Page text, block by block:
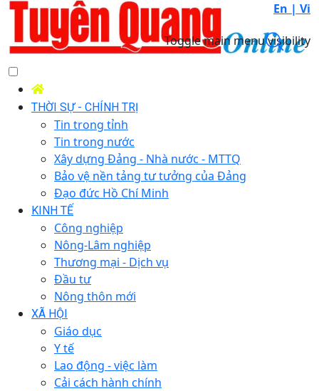
En | Vi
Toggle main menu visibility
THỜI SỰ - CHÍNH TRỊ
Tin trong tỉnh
Tin trong nước
Xây dựng Đảng - Nhà nước - MTTQ
Bảo vệ nền tảng tư tưởng của Đảng
Đạo đức Hồ Chí Minh
KINH TẾ
Công nghiệp
Nông-Lâm nghiệp
Thương mại - Dịch vụ
Đầu tư
Nông thôn mới
XÃ HỘI
Giáo dục
Y tế
Lao động - việc làm
Cải cách hành chính